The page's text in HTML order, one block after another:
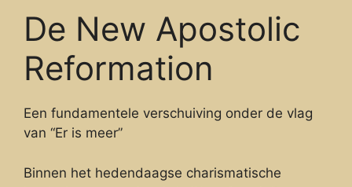
De New Apostolic
Reformation
Een fundamentele verschuiving onder de vlag
van “Er is meer”
Binnen het hedendaagse charismatische